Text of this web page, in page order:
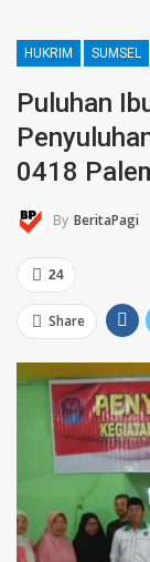
HUKRIM SUMSEL
Puluhan
0418
By BeritaPagi
24
Share